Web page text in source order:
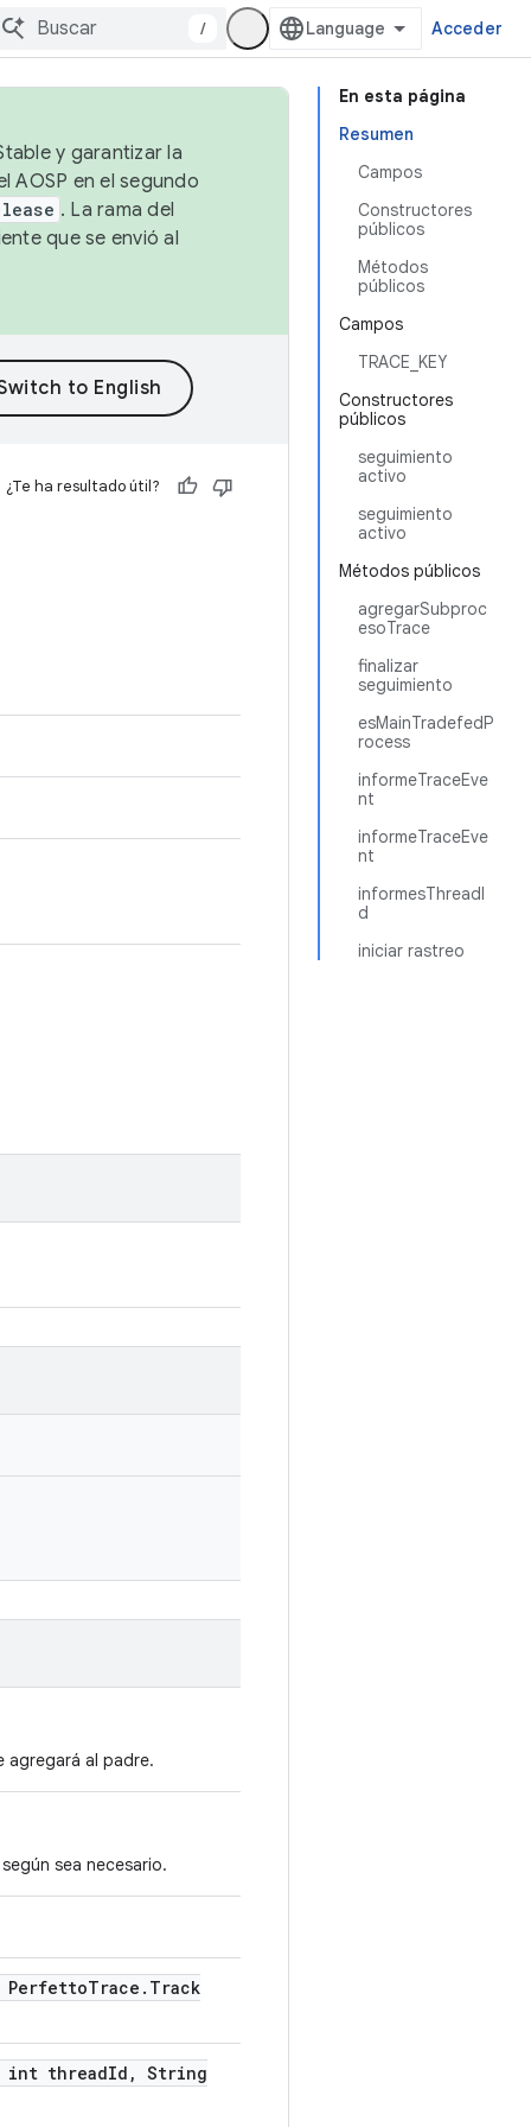
/ Acceder
En esta página
Resumen
Campos
Constructores
públicos
Métodos
públicos
Campos
TRACE_KEY
Constructores
públicos
seguimiento
activo
seguimiento
activo
Métodos públicos
agregarSubproc
esoTrace
finalizar
seguimiento
esMainTradefedP
rocess
informeTraceEve
nt
informeTraceEve
nt
informesThreadI
d
iniciar rastreo
y garantizar la
AOSP en el segundo
. La rama del
que se envió al
¿Te ha resultado útil?
agregará al padre.
sea necesario.
PerfettoTrace . Track
int threadId , String